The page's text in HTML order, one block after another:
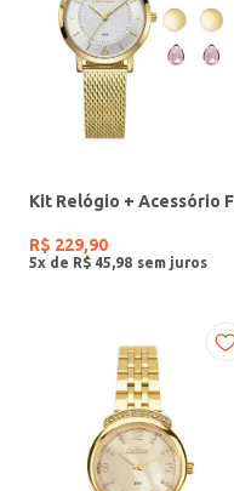
R$ 229,90
5x de R$ 45 98